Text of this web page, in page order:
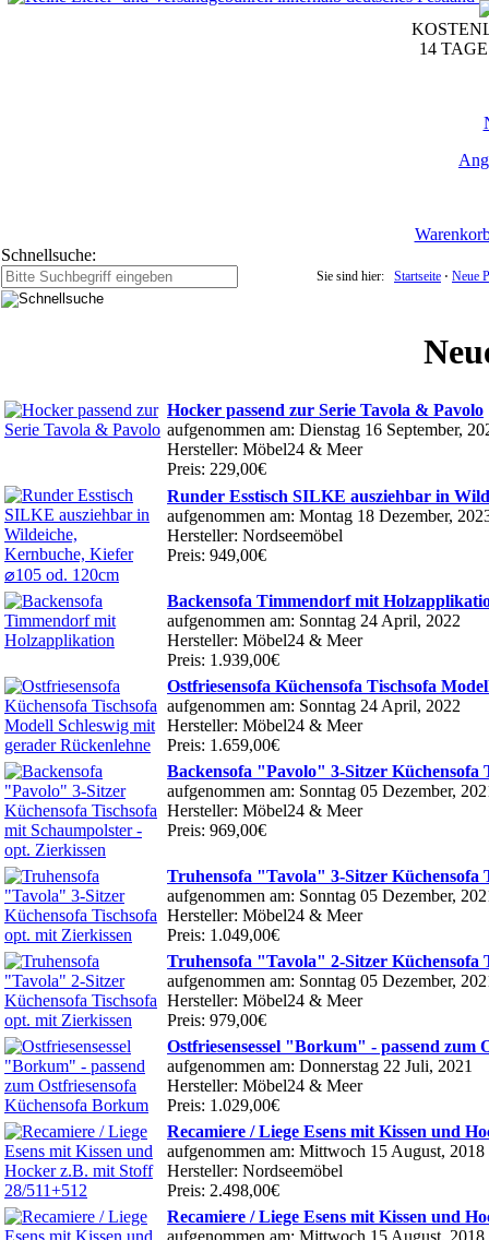
14
Schnellsuche:
Sie sind hier: Startseite ⋅ Neue
Hocker passend zur Serie Tavola & Pavolo
aufgenommen am: Dienstag 16 September,
Hersteller: Möbel24 & Meer
Preis: 229,00€
Runder Esstisch SILKE ausziehbar in
aufgenommen am: Montag 18 Dezember,
Hersteller: Nordseemöbel
Preis: 949,00€
Backensofa Timmendorf mit
aufgenommen am: Sonntag 24 April, 2022
Hersteller: Möbel24 & Meer
Preis: 1.939,00€
Ostfriesensofa Küchensofa Tischsofa
aufgenommen am: Sonntag 24 April, 2022
Hersteller: Möbel24 & Meer
Preis: 1.659,00€
Backensofa "Pavolo" 3-Sitzer Küchensofa
aufgenommen am: Sonntag 05 Dezember,
Hersteller: Möbel24 & Meer
Preis: 969,00€
Truhensofa "Tavola" 3-Sitzer Küchensofa
aufgenommen am: Sonntag 05 Dezember,
Hersteller: Möbel24 & Meer
Preis: 1.049,00€
Truhensofa "Tavola" 2-Sitzer Küchensofa
aufgenommen am: Sonntag 05 Dezember,
Hersteller: Möbel24 & Meer
Preis: 979,00€
Ostfriesensessel "Borkum" - passend zum
aufgenommen am: Donnerstag 22 Juli, 2021
Hersteller: Möbel24 & Meer
Preis: 1.029,00€
Recamiere / Liege Esens mit Kissen und
aufgenommen am: Mittwoch 15 August, 2018
Hersteller: Nordseemöbel
Preis: 2.498,00€
Recamiere / Liege Esens mit Kissen und
aufgenommen am: Mittwoch 15 August, 2018